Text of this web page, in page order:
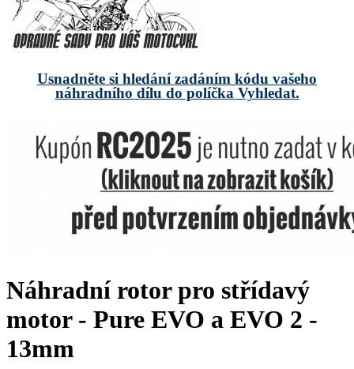
Usnadněte si hledání zadáním kódu vašeho
náhradního dílu do políčka Vyhledat.
Náhradní rotor pro střídavý
motor - Pure EVO a EVO 2 -
13mm